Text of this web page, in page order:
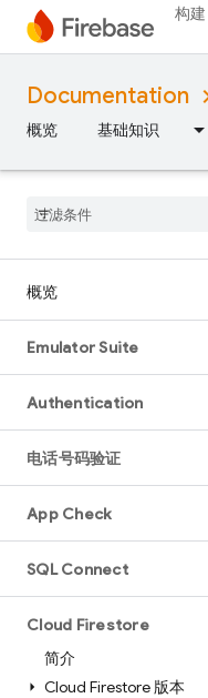
构建
Documentation
概览 基础知识
概览
Emulator Suite
Authentication
电话号码验证
App Check
SQL Connect
Cloud Firestore
简介
Cloud Firestore 版本